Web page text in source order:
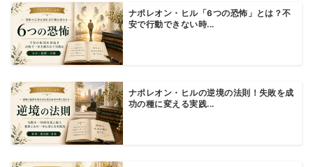
ナポレオン・ヒル「6つの恐怖」とは？不
安で行動できない時...
ナポレオン・ヒルの逆境の法則！失敗を成
功の種に変える実践...